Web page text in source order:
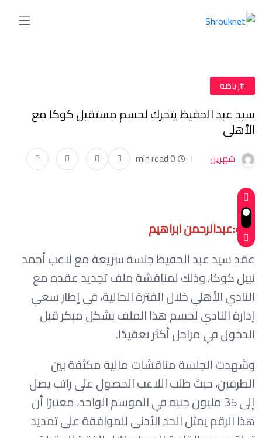
#رياضة
سيد عبد الحفيظ يتحرك لحسم مستقبل كوكا مع
الأهلي
شهرين 0 min read
كتب:عبدالرحمن ابراهيم
عقد سيد عبد الحفيظ جلسة سريعة مع لاعب أحمد
نبيل كوكا، وذلك لمناقشة ملف تجديد عقده مع
النادي الأهلي خلال الفترة الحالية، في إطار سعي
إدارة النادي لحسم هذا الملف بشكل مبكر قبل
الدخول في مراحل أكثر تعقيدًا.
وشهدت الجلسة مناقشات مالية مكثفة بين
الطرفين، حيث طلب اللاعب الحصول على راتب يصل
إلى 35 مليون جنيه في الموسم الواحد، معتبرًا أن
هذا الرقم يمثل الحد الأدنى للموافقة على تمديد